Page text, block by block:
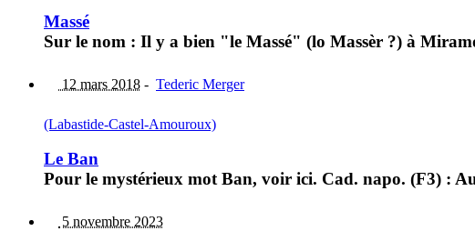
Massé
Sur le nom : Il y a bien "le Massé" (lo Massèr ?) à
12 mars 2018 - Tederic Merger
(Labastide-Castel-Amouroux)
Le Ban
Pour le mystérieux mot Ban, voir ici. Cad. napo. (F3) :
5 novembre 2023